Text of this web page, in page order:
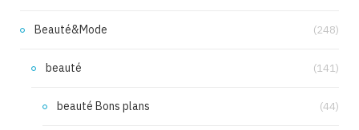
Beauté&Mode (248)
beauté (141)
beauté Bons plans (44)